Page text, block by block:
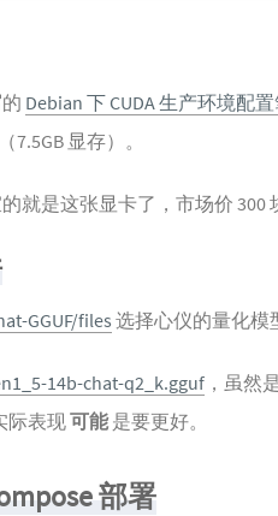
Debian 下 CUDA 生产环境配
7.5GB 显存）。
就是这张显卡了，市场价 300
GGUF/files 选择心仪的量化模
14b-chat-q2_k.gguf ，虽然
际表现可能是要更好。
部署